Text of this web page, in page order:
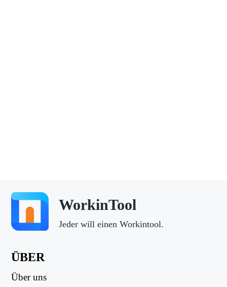
WorkinTool
Jeder will einen Workintool.
ÜBER
Über uns